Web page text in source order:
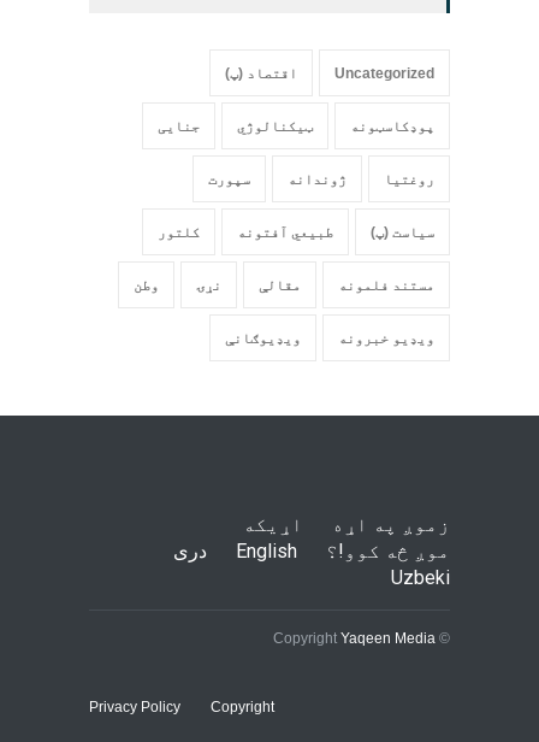
Uncategorized اقتصاد (پ)
پوډکاسټونه ټیکنالوژي جنایی
روغتیا ژوندانه سپورت
سیاست (پ) طبیعي آفتونه کلتور
مستند فلمونه مقالې نړۍ وطن
ویډیو خبرونه ویډیوګانې
زموږ په اړه
اړیکه
موږ څه کوو!؟
English
دری
Uzbeki
© Copyright
Yaqeen Media
Copyright
Privacy Policy